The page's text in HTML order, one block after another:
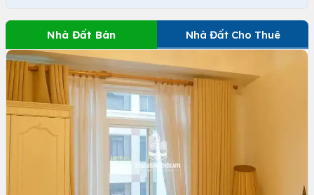
Nhà Đất Bán Nhà Đất Cho Thuê